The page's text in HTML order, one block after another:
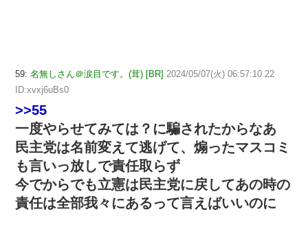
59: 名無しさん＠涙目です。(茸) [BR] 2024/05/07(火) 06:57:10.22
ID:xvxj6uBs0
>>55
一度やらせてみては？に騙されたからなあ
民主党は名前変えて逃げて、煽ったマスコミ
も言いっ放しで責任取らず
今でからでも立憲は民主党に戻してあの時の
責任は全部我々にあるって言えばいいのに